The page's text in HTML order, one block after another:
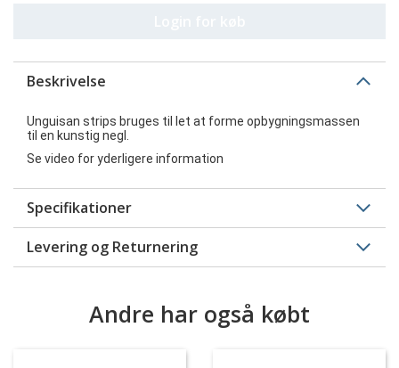
Beskrivelse
Unguisan strips bruges til let at forme opbygningsmassen
til en kunstig negl.
Se video for yderligere information
Specifikationer
Levering og Returnering
Andre har også købt